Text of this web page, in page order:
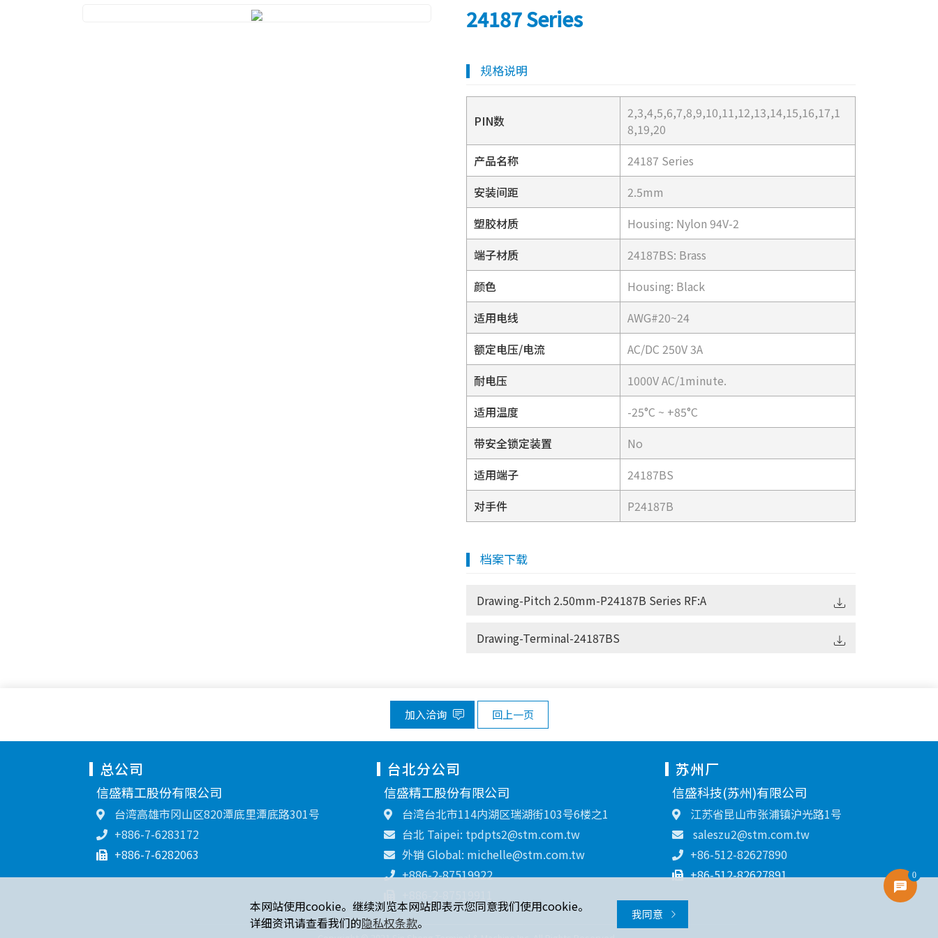
24187 Series
规格说明
PIN数
2,3,4,5,6,7,8,9,10,11,12,13,14,15,16,17,1
8,19,20
产品名称
24187 Series
安装间距
2.5mm
塑胶材质
Housing: Nylon 94V-2
端子材质
24187BS: Brass
颜色
Housing: Black
适用电线
AWG#20~24
额定电压/电流
AC/DC 250V 3A
耐电压
1000V AC/1minute.
适用温度
-25°C ~ +85°C
带安全锁定装置
No
适用端子
24187BS
对手件
P24187B
档案下载
Drawing-Pitch 2.50mm-P24187B Series RF:A
Drawing-Terminal-24187BS
加入洽询 回上一页
总公司
信盛精工股份有限公司
台湾高雄市冈山区820潭底里潭底路301号
+886-7-6283172
+886-7-6282063
台北分公司
信盛精工股份有限公司
台湾台北市114内湖区瑞湖街103号6楼之1
台北 Taipei: tpdpts2@stm.com.tw
外销 Global: michelle@stm.com.tw
+886-2-87519922
苏州厂
信盛科技(苏州)有限公司
江苏省昆山市张浦镇沪光路1号
saleszu2@stm.com.tw
+86-512-82627890
+86-512-82627891
本网站使用cookie。继续浏览本网站即表示您同意我们使用cookie。
详细资讯请查看我们的隐私权条款。
我同意
0